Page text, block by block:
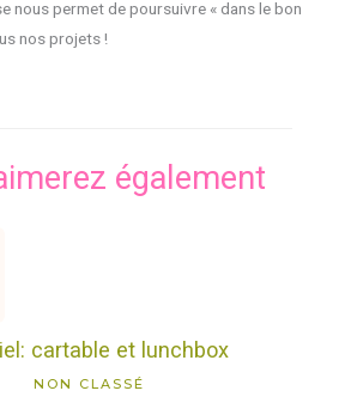
nous permet de poursuivre « dans le bon
nos projets !
également
cartable et lunchbox
NON CLASSÉ